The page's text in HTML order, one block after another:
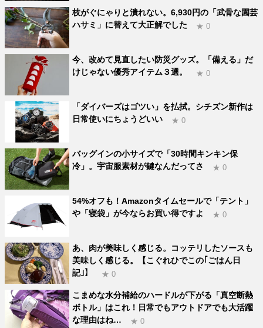
枝がぐにゃりと潰れない。6,930円の「武骨な園芸
ハサミ」に替えて大正解でした
★ 0
今、改めて見直したい防災グッズ。「備える」だ
けじゃない優秀アイテム３選。
★ 0
「ダイバーズはゴツい」を払拭。シチズン新作は
日常使いにちょうどいい
★ 0
バッグインの小サイズで「30時間キンキン保
冷」。宇宙服素材が鍵なんだってさ
★ 0
54%オフも！Amazonタイムセールで「テント」
や「寝袋」が今ならお買い得ですよ
★ 0
あ、肉が美味しく感じる。コッテリしたソースも
美味しく感じる。【こぐれひでこの｢ごはん日
記｣】
★ 0
こまめな水分補給のハードルが下がる「真空断熱
ボトル」はこれ！日常でもアウトドアでも大活躍
な理由はね…
★ 0